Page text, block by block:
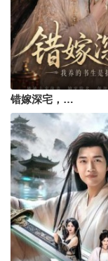
错嫁深宅，我养的书生是摄政王